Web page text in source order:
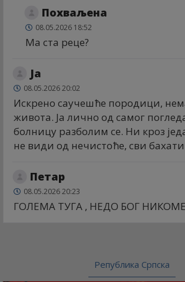
Похваљена
08.05.2026 18:52
Ма ста реце?
Ја
08.05.2026 20:02
Искрено саучешће породици, нема
живота. Ја лично од самог
болницу разболим се. Ни кроз
не види од нечистоће, сви
Петар
08.05.2026 20:23
ГОЛЕМА ТУГА , НЕДО БОГ
Република Српска